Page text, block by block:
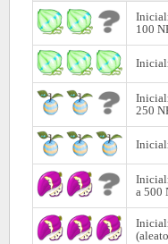
100
250
a 500